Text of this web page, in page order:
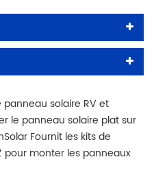
solaire RV et
le panneau solaire plat sur
Fournit les kits de
pour monter les panneaux